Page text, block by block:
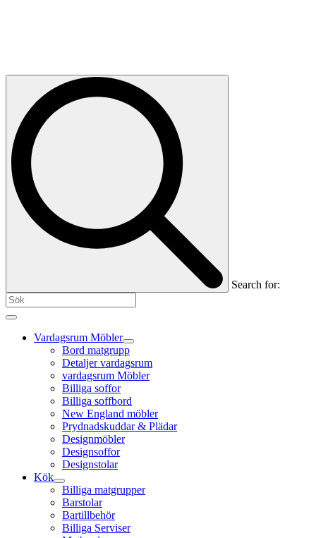
Search for:
Vardagsrum Möbler
Bord matgrupp
Detaljer vardagsrum
vardagsrum Möbler
Billiga soffor
Billiga soffbord
New England möbler
Prydnadskuddar & Plädar
Designmöbler
Designsoffor
Designstolar
Kök
Billiga matgrupper
Barstolar
Bartillbehör
Billiga Serviser